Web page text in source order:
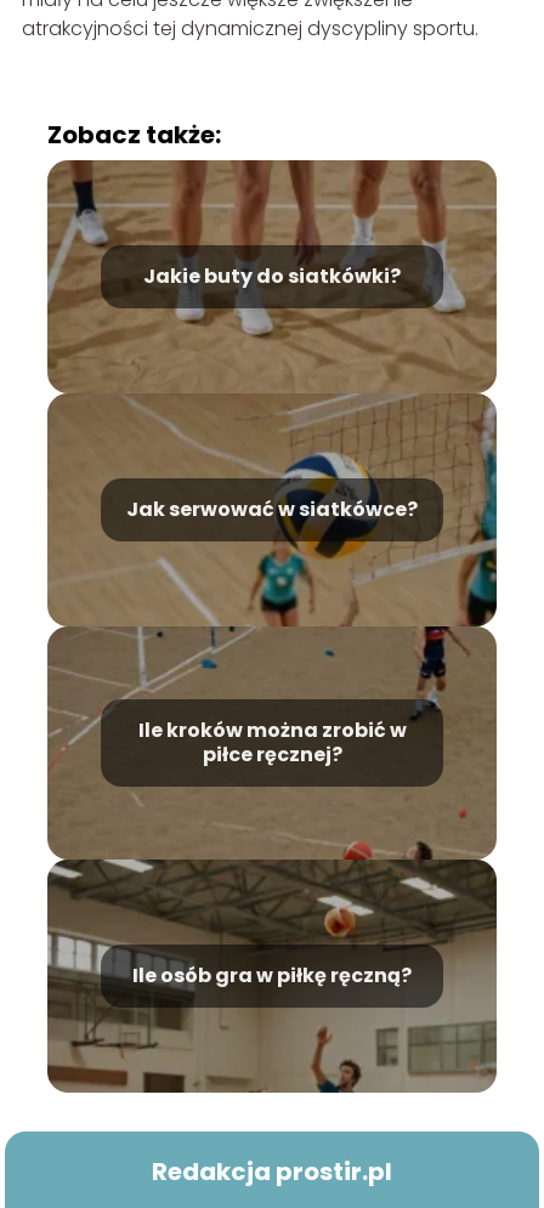
atrakcyjności tej dynamicznej dyscypliny sportu.
Zobacz także:
Jakie buty do siatkówki?
Jak serwować w siatkówce?
Ile kroków można zrobić w
piłce ręcznej?
Ile osób gra w piłkę ręczną?
Redakcja prostir.pl